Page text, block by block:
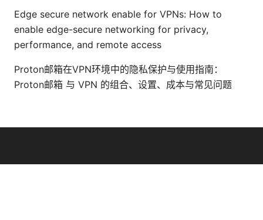
Edge secure network enable for VPNs: How to
enable edge-secure networking for privacy,
performance, and remote access
Proton邮箱在VPN环境中的隐私保护与使用指南：
Proton邮箱 与 VPN 的组合、设置、成本与常见问题